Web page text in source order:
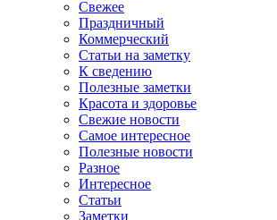
Свежее
Праздничный
Коммерческий
Статьи на заметку
К сведению
Полезные заметки
Красота и здоровье
Свежие новости
Самое интересное
Полезные новости
Разное
Интересное
Статьи
Заметки